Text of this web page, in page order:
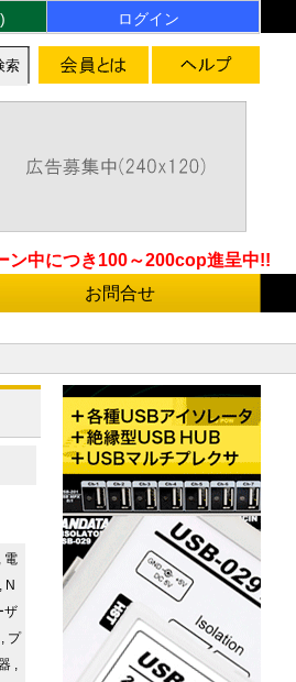
ログイン
ン中につき100～200cop進呈中!!
お問合せ
電
N
ザ
プ